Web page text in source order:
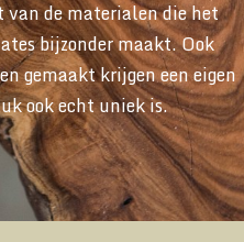
van de materialen die het
bijzonder maakt. Ook
gemaakt krijgen een eigen
ook echt uniek is.